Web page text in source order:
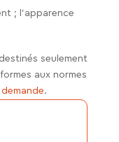
; l'apparence
seulement
aux normes
.